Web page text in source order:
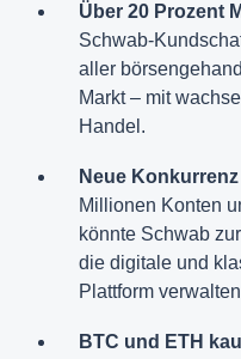
Über 20 Prozent
Schwab-
aller
Markt – mit
Handel.
Neue
Millionen Konten
könnte Schwab
die digitale und
Plattform
BTC und ETH